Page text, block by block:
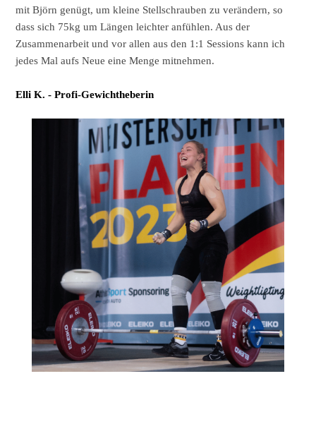
mit Björn genügt, um kleine Stellschrauben zu verändern, so
dass sich 75kg um Längen leichter anfühlen. Aus der
Zusammenarbeit und vor allen aus den 1:1 Sessions kann ich
jedes Mal aufs Neue eine Menge mitnehmen.
Elli K. - Profi-Gewichtheberin